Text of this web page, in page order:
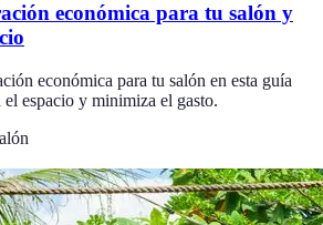
económica para tu salón y
económica para tu salón en esta guía
espacio y minimiza el gasto.